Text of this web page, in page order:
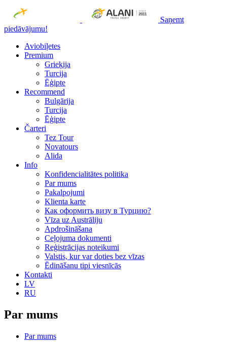
Saņemt
piedāvājumu!
Aviobiļetes
Premium
Grieķija
Turcija
Ēģipte
Recommend
Bulgārija
Turcija
Ēģipte
Čarteri
Tez Tour
Novatours
Alida
Info
Konfidencialitātes politika
Par mums
Рakalpojumi
Klienta karte
Как оформить визу в Турцию?
Vīza uz Austrāliju
Apdrošināšana
Ceļojuma dokumenti
Reģistrācijas noteikumi
Valstis, kur var doties bez vīzas
Ēdināšanu tipi viesnīcās
Kontakti
LV
RU
Par mums
Par mums